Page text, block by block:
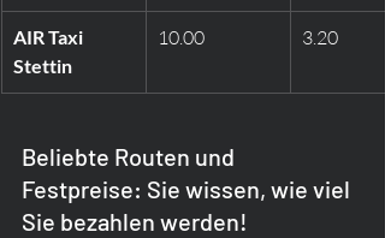
AIR Taxi
Stettin
10.00 3.20
Beliebte Routen und
Festpreise: Sie wissen, wie viel
Sie bezahlen werden!